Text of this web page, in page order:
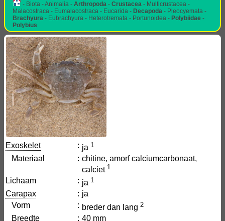
- Biota - Animalia - Arthropoda - Crustacea - Multicrustacea -
Malacostraca - Eumalacostraca - Eucarida - Decapoda - Pleocyemata -
Brachyura - Eubrachyura - Heterotremata - Portunoidea - Polybiidae -
Polybius
Exoskelet : ja 1
Materiaal : chitine, amorf calciumcarbonaat,
calciet 1
Lichaam : ja 1
Carapax : ja
Vorm
: breder dan lang 2
Breedte : 40 mm